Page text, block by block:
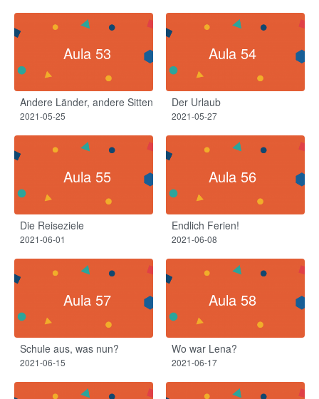
Aula 53
Andere Länder, andere Sitten
2021-05-25
Aula 54
Der Urlaub
2021-05-27
Aula 55
Die Reiseziele
2021-06-01
Aula 56
Endlich Ferien!
2021-06-08
Aula 57
Schule aus, was nun?
2021-06-15
Aula 58
Wo war Lena?
2021-06-17